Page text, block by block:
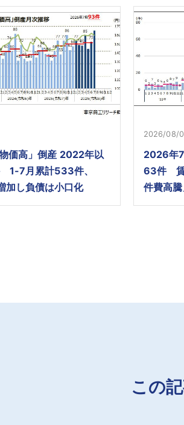
価高」倒産 2022年以
1-7月累計533件、
加し負債は小口化
2026/08/
2026年
63件 賃
件費高
この